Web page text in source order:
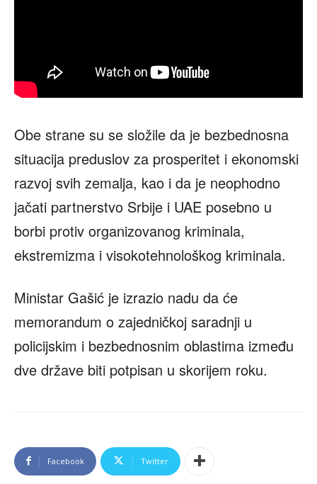
Obe strane su se složile da je bezbednosna
situacija preduslov za prosperitet i ekonomski
razvoj svih zemalja, kao i da je neophodno
jačati partnerstvo Srbije i UAE posebno u
borbi protiv organizovanog kriminala,
ekstremizma i visokotehnološkog kriminala.
Ministar Gašić je izrazio nadu da će
memorandum o zajedničkoj saradnji u
policijskim i bezbednosnim oblastima između
dve države biti potpisan u skorijem roku.
Facebook Twitter